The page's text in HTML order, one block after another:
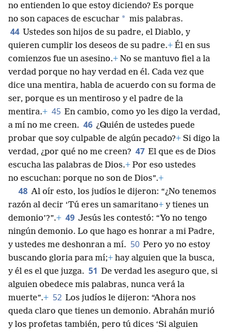
no entienden lo que estoy diciendo? Es porque
no son capaces de escuchar * mis palabras.
44 Ustedes son hijos de su padre, el Diablo, y
quieren cumplir los deseos de su padre.+ Él en sus
comienzos fue un asesino.+ No se mantuvo fiel a la
verdad porque no hay verdad en él. Cada vez que
dice una mentira, habla de acuerdo con su forma de
ser, porque es un mentiroso y el padre de la
mentira.+ 45 En cambio, como yo les digo la verdad,
a mí no me creen. 46 ¿Quién de ustedes puede
probar que soy culpable de algún pecado?+ Si digo la
verdad, ¿por qué no me creen? 47 El que es de Dios
escucha las palabras de Dios.+ Por eso ustedes
no escuchan: porque no son de Dios”.+
48 Al oír esto, los judíos le dijeron: “¿No tenemos
razón al decir ‘Tú eres un samaritano+ y tienes un
demonio’?”.+ 49 Jesús les contestó: “Yo no tengo
ningún demonio. Lo que hago es honrar a mi Padre,
y ustedes me deshonran a mí. 50 Pero yo no estoy
buscando gloria para mí;+ hay alguien que la busca,
y él es el que juzga. 51 De verdad les aseguro que, si
alguien obedece mis palabras, nunca verá la
muerte”.+ 52 Los judíos le dijeron: “Ahora nos
queda claro que tienes un demonio. Abrahán murió
y los profetas también, pero tú dices ‘Si alguien